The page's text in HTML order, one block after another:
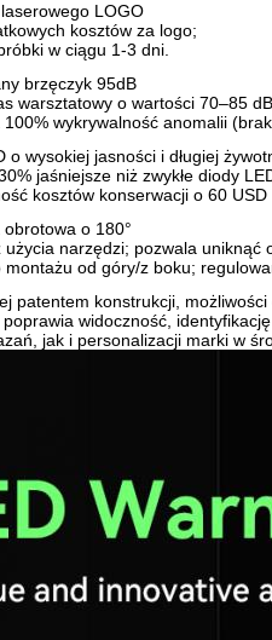
LOGO
kosztów za logo;
w ciągu 1-3 dni.
brzęczyk 95dB
warsztatowy o wartości 70–85
wykrywalność anomalii
o wysokiej jasności i długiej
jaśniejsze niż zwykłe diody
kosztów konserwacji o 60
obrotowa o 180°
użycia narzędzi; pozwala uniknąć
montażu od góry/z boku;
patentem konstrukcji,
widoczność,
jak i personalizacji marki w